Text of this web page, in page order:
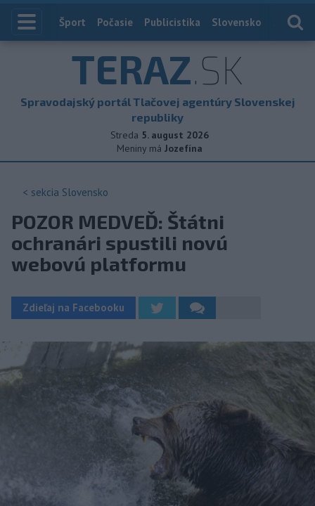
Index
Šport Počasie Publicistika Slovensko
TERAZ.SK
Spravodajský portál Tlačovej agentúry Slovenskej
republiky
Streda 5. august 2026
Meniny má Jozefína
< sekcia Slovensko
POZOR MEDVEĎ: Štátni
ochranári spustili novú
webovú platformu
Zdieľaj na Facebooku